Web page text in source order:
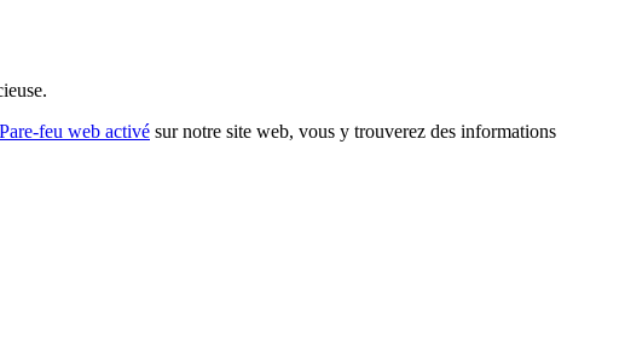
Pare-feu web activé sur notre site web, vous y trouverez des informations